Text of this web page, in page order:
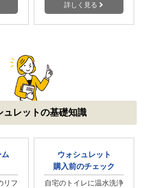
詳しく見る
ュレットの基礎知識
リフ
ウォシュレット
購入前のチェック
自宅のトイレに温水洗浄